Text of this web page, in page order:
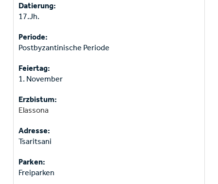
Datierung:
17.Jh.
Periode:
Postbyzantinische Periode
Feiertag:
1. November
Erzbistum:
Elassona
Adresse:
Tsaritsani
Parken:
Freiparken